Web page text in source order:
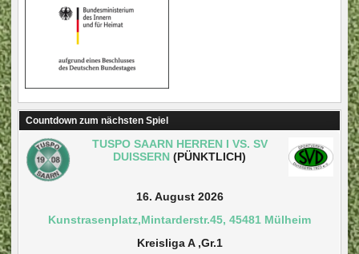
Countdown zum nächsten Spiel
TUSPO SAARN HERREN I VS. SV
DUISSERN (PÜNKTLICH)
16. August 2026
Kunstrasenplatz,Mintarderstr.45, 45481 Mülheim
Kreisliga A ,Gr.1